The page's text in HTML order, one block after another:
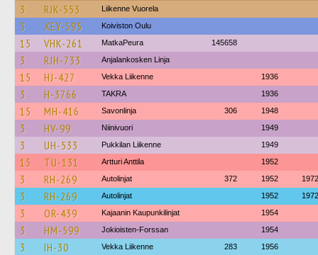
3 RJK-553 Liikenne Vuorela
3 XEY-595 Koiviston Oulu
15 VHK-261 MatkaPeura 145658
3 RJH-733 Anjalankosken Linja
15 HJ-427 Vekka Liikenne 1936
3 H-3766 TAKRA 1936
15 MH-416 Savonlinja 306 1948
3 HV-99 Niinivuori 1949
3 UH-533 Pukkilan Liikenne 1949
15 TU-131 Artturi Anttila 1952
3 RH-269 Autolinjat 372 1952 1972
3 RH-269 Autolinjat 1952 1972
3 OR-439 Kajaanin Kaupunkilinjat 1954
3 HM-599 Jokioisten-Forssan 1954
3 IH-30 Vekka Liikenne 283 1956